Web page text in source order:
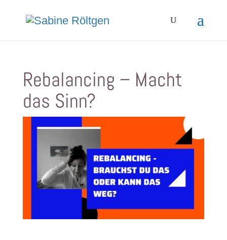
Rebalancing – Macht
das Sinn?